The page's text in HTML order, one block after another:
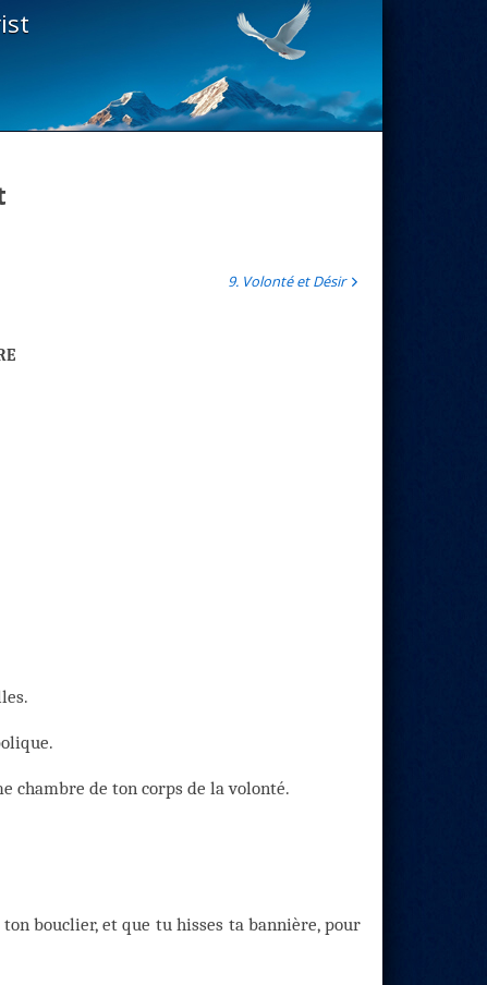
9. Volonté et Désir
chambre de ton corps de la volonté.
bouclier, et que tu hisses ta bannière, pour